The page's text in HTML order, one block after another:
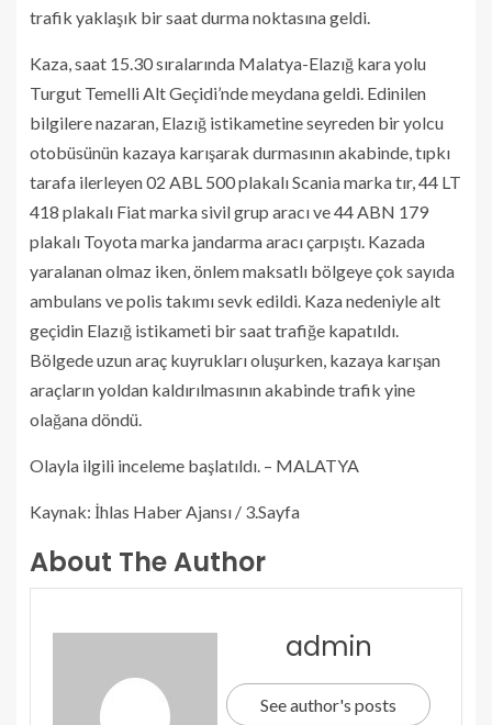
trafik yaklaşık bir saat durma noktasına geldi.
Kaza, saat 15.30 sıralarında Malatya-Elazığ kara yolu
Turgut Temelli Alt Geçidi’nde meydana geldi. Edinilen
bilgilere nazaran, Elazığ istikametine seyreden bir yolcu
otobüsünün kazaya karışarak durmasının akabinde, tıpkı
tarafa ilerleyen 02 ABL 500 plakalı Scania marka tır, 44 LT
418 plakalı Fiat marka sivil grup aracı ve 44 ABN 179
plakalı Toyota marka jandarma aracı çarpıştı. Kazada
yaralanan olmaz iken, önlem maksatlı bölgeye çok sayıda
ambulans ve polis takımı sevk edildi. Kaza nedeniyle alt
geçidin Elazığ istikameti bir saat trafiğe kapatıldı.
Bölgede uzun araç kuyrukları oluşurken, kazaya karışan
araçların yoldan kaldırılmasının akabinde trafik yine
olağana döndü.
Olayla ilgili inceleme başlatıldı. – MALATYA
Kaynak: İhlas Haber Ajansı / 3.Sayfa
About The Author
admin
See author's posts